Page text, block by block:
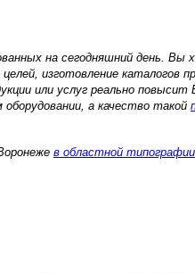
на сегодняшний день.
изготовление
или услуг реально
а качество такой
в областной типографии